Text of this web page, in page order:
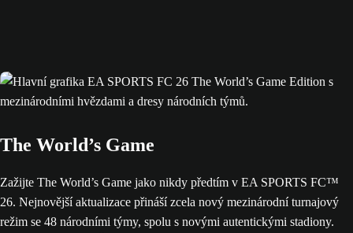
The World’s Game
Zažijte The World’s Game jako nikdy předtím v EA SPORTS FC™
26. Nejnovější aktualizace přináší zcela nový mezinárodní turnajový
režim se 48 národními týmy, spolu s novými autentickými stadiony.